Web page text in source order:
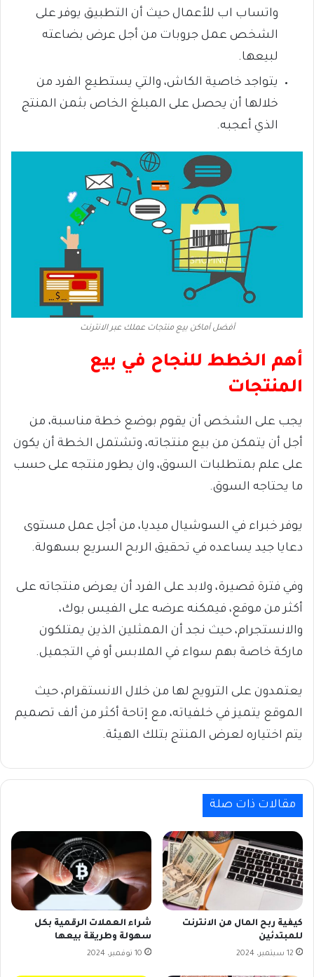
واتساب اب للأعمال حيث أن التطبيق يوفر على
الشخص عمل جروبات من أجل عرض بضاعته
لبيعها.
يتواجد خاصية الكاش، والتي يستطيع الفرد من
خلالها أن يحصل على المبلغ الخاص بثمن المنتج
الذي أعجبه.
أفضل أماكن بيع منتجات عملك عبر الانترنت
أهم الخطط للنجاح في بيع
المنتجات
يجب على الشخص أن يقوم بوضع خطة مناسبة، من
أجل أن يتمكن من بيع منتجاته، وتشتمل الخطة أن يكون
على علم بمتطلبات السوق، وان يطور منتجه على حسب
ما يحتاجه السوق.
يوفر خبراء في السوشيال ميديا، من أجل عمل مستوى
دعايا جيد يساعده في تحقيق الربح السريع بسهولة.
وفي فترة قصيرة، ولابد على الفرد أن يعرض منتجاته على
أكثر من موقع، فيمكنه عرضه على الفيس بوك،
والانستجرام، حيث نجد أن الممثلين الذين يمتلكون
ماركة خاصة بهم سواء في الملابس أو في التجميل.
يعتمدون على الترويج لها من خلال الانستقرام، حيث
الموقع يتميز في خلفياته، مع إتاحة أكثر من ألف تصميم
يتم اختياره لعرض المنتج بتلك الهيئة.
مقالات ذات صلة
كيفية ربح المال من الانترنت
للمبتدئين
12 سبتمبر، 2024
شراء العملات الرقمية بكل
سهولة وطريقة بيعها
10 نوفمبر، 2024